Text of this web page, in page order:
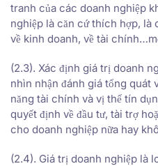
tranh của các doanh nghiệp
nghiệp là căn cứ thích hợp, là
về kinh doanh, về tài
(2.3). Xác định giá trị doanh
nhìn nhận đánh giá tổng quát
năng tài chính và vị thế tín
quyết định về đầu tư, tài trợ
cho doanh nghiệp nữa hay
(2.4). Giá trị doanh nghiệp là